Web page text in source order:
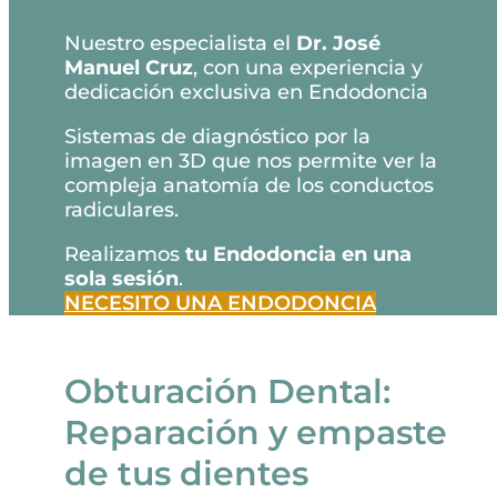
Nuestro especialista el Dr. José
Manuel Cruz, con una experiencia y
dedicación exclusiva en Endodoncia
Sistemas de diagnóstico por la
imagen en 3D que nos permite ver la
compleja anatomía de los conductos
radiculares.
Realizamos tu Endodoncia en una
sola sesión.
NECESITO UNA ENDODONCIA
Obturación Dental:
Reparación y empaste
de tus dientes